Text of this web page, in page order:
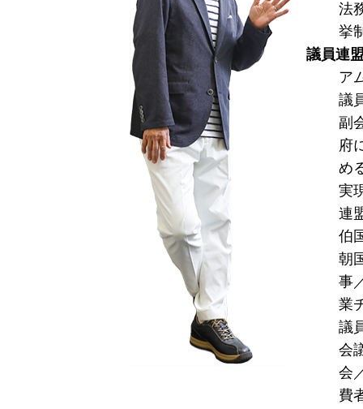
法
挙
議員連
ア
議
副
府
め
実
連
伯
朝
事
業
議
会
会
費